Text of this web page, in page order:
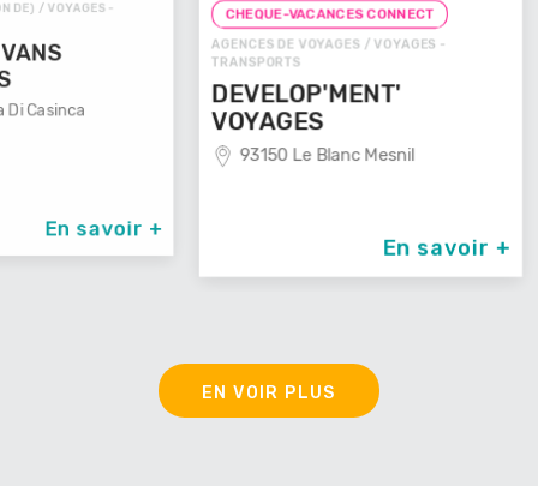
-
+
CHEQUE-VACANCES CONNECT
AGENCES DE VOYAGES / VOYAGES -
DEVELOP'MENT'
VOYAGES
93150 Le Blanc Mesnil
En savoir +
EN VOIR PLUS